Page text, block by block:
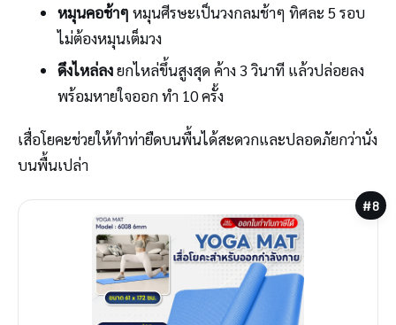
หมุนคอช้าๆ หมุนศีรษะเป็นวงกลมช้าๆ ทิศละ 5 รอบ
ไม่ต้องหมุนเต็มวง
ดึงไหล่ลงยกไหล่ขึ้นสูงสุด ค้าง 3 วินาที แล้วปล่อยลง
พร้อมหายใจออก ทำ 10 ครั้ง
เสื่อโยคะช่วยให้ทำท่ายืดบนพื้นได้สะดวกและปลอดภัยกว่านั่ง
บนพื้นเปล่า
#8